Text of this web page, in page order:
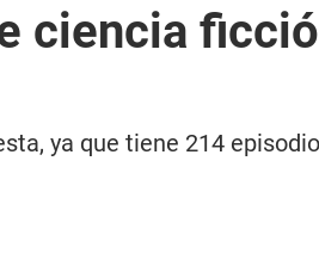
ciencia
ya que tiene 214